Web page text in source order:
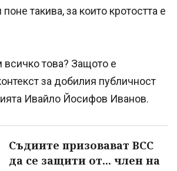
такива, за които кротостта е
това? Защото е
за добилия публичност
Ивайло Йосифов Иванов.
Съдиите призовават ВСС
да се защити от... член на